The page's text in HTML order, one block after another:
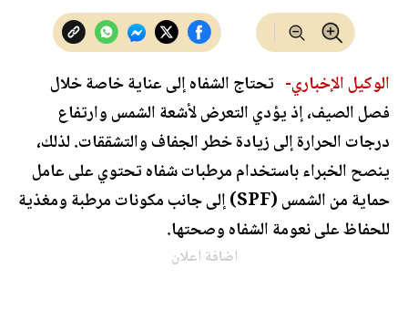
الوكيل الإخباري- تحتاج الشفاه إلى عناية خاصة خلال
فصل الصيف، إذ يؤدي التعرض لأشعة الشمس وارتفاع
درجات الحرارة إلى زيادة خطر الجفاف والتشققات. لذلك،
ينصح الخبراء باستخدام مرطبات شفاه تحتوي على عامل
حماية من الشمس (SPF) إلى جانب مكونات مرطبة ومغذية
للحفاظ على نعومة الشفاه وصحتها.
اضافة اعلان